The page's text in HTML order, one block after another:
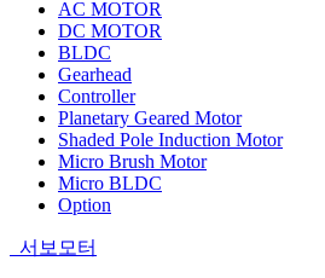
AC MOTOR
DC MOTOR
BLDC
Gearhead
Controller
Planetary Geared Motor
Shaded Pole Induction Motor
Micro Brush Motor
Micro BLDC
Option
서보모터